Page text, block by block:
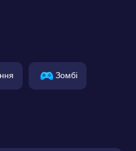
Зомбі